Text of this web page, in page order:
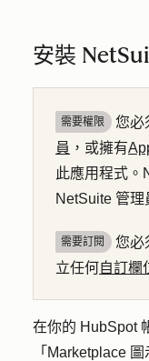
安裝
需要權限 您必
員 ，或擁有
此應用程式。
NetSuite 管理
需要訂閱 您必
立任何自訂欄
在你的 HubSpot
「Marketplace 圖